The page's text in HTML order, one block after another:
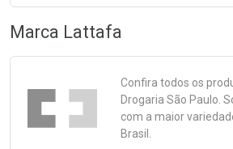
Marca Lattafa
Confira todos os
Drogaria São Paulo.
com a maior
Brasil.